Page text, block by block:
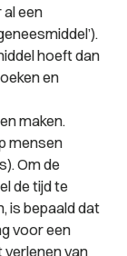
een
hoeft dan
en
maken.
mensen
Om de
de tijd te
is bepaald dat
voor een
verlenen van